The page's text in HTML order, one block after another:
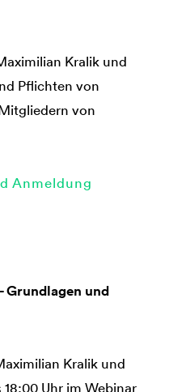
Kralik und
Pflichten von
von
Anmeldung
Grundlagen und
Kralik und
Uhr im Webinar